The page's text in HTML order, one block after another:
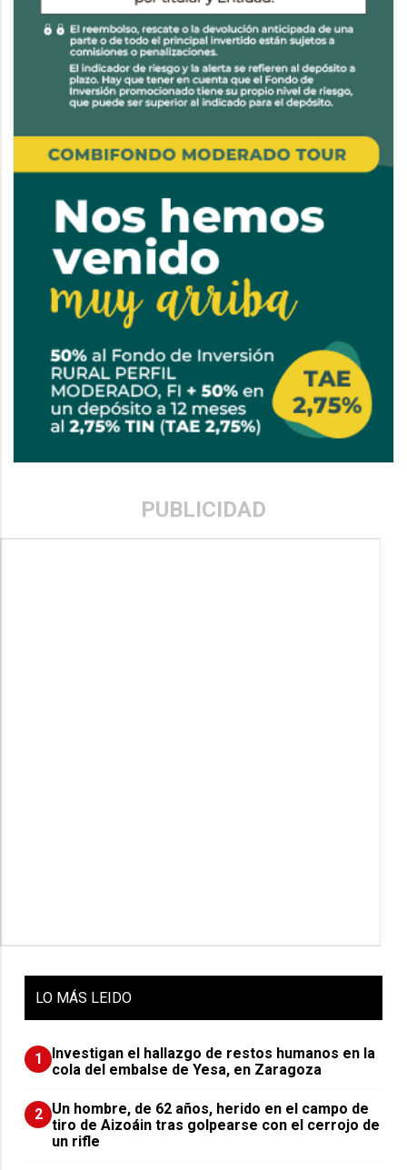
PUBLICIDAD
LO MÁS LEIDO
1
Investigan el hallazgo de restos humanos en la
cola del embalse de Yesa, en Zaragoza
2 Un hombre, de 62 años, herido en el campo de
tiro de Aizoáin tras golpearse con el cerrojo de
un rifle